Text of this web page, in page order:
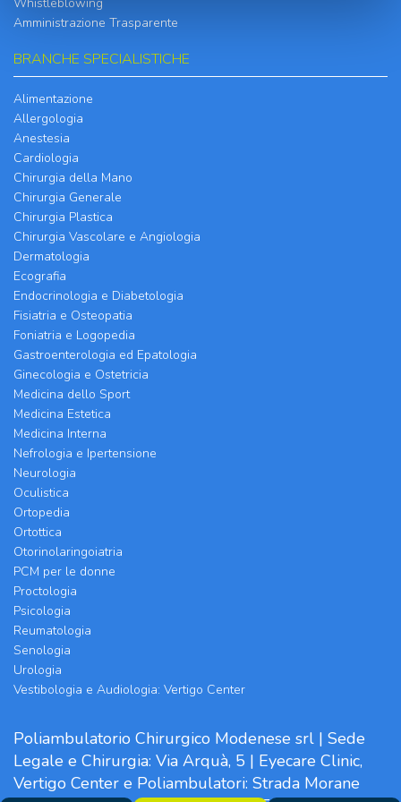
Amministrazione Trasparente
BRANCHE SPECIALISTICHE
Alimentazione
Allergologia
Anestesia
Cardiologia
Chirurgia della Mano
Chirurgia Generale
Chirurgia Plastica
Chirurgia Vascolare e Angiologia
Dermatologia
Ecografia
Endocrinologia e Diabetologia
Fisiatria e Osteopatia
Foniatria e Logopedia
Gastroenterologia ed Epatologia
Ginecologia e Ostetricia
Medicina dello Sport
Medicina Estetica
Medicina Interna
Nefrologia e Ipertensione
Neurologia
Oculistica
Ortopedia
Ortottica
Otorinolaringoiatria
PCM per le donne
Proctologia
Psicologia
Reumatologia
Senologia
Urologia
Vestibologia e Audiologia: Vertigo Center
Poliambulatorio Chirurgico Modenese srl | Sede
Legale e Chirurgia: Via Arquà, 5 | Eyecare Clinic,
Vertigo Center e Poliambulatori: Strada Morane